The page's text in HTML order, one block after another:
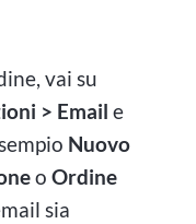
vai su
> Email e
Nuovo
oOrdine
sia